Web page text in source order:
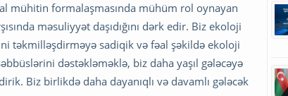
mühitin formalaşmasında mühüm rol oynayan
məsuliyyət daşıdığını dərk edir. Biz ekoloji
təkmilləşdirməyə sadiqik və fəal şəkildə ekoloji
dəstəkləməklə, biz daha yaşıl gələcəyə
Biz birlikdə daha dayanıqlı və davamlı gələcək